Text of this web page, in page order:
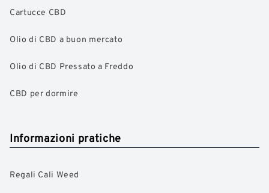
Cartucce CBD
Olio di CBD a buon mercato
Olio di CBD Pressato a Freddo
CBD per dormire
Informazioni pratiche
Regali Cali Weed